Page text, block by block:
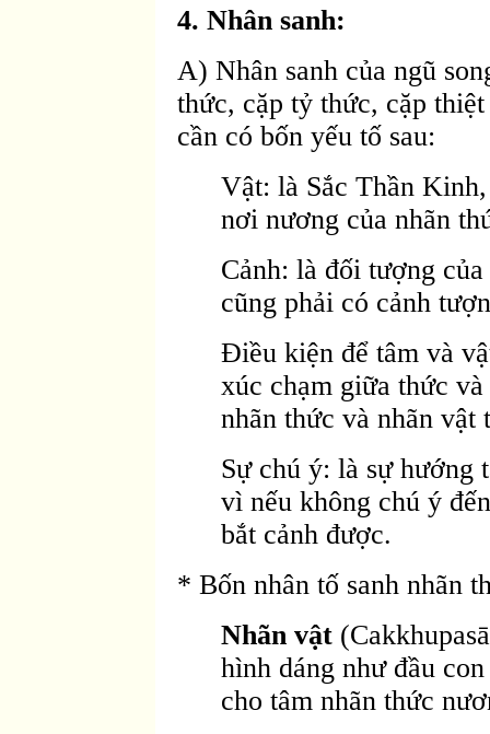
4. Nhân sanh:
A) Nhân sanh của ngũ
thức, cặp tỷ thức, cặp
cần có bốn yếu tố sau:
Vật: là Sắc Thần
nơi nương của nhãn
Cảnh: là đối tượng
cũng phải có cảnh
Ðiều kiện để tâm và
xúc chạm giữa thức
nhãn thức và nhãn vật
Sự chú ý: là sự hướng
vì nếu không chú ý
bắt cảnh được.
* Bốn nhân tố sanh nhãn
Nhãn vật
hình dáng như đầu
cho tâm nhãn thức